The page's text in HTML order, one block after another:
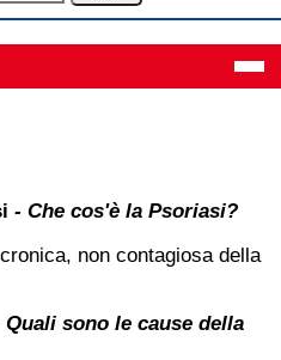
- Che cos'è la Psoriasi?
non contagiosa della
Quali sono le cause della